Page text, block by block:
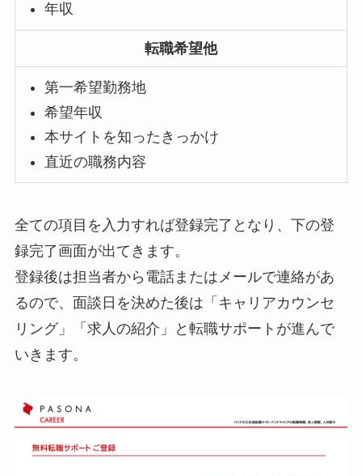
年収
転職希望他
第一希望勤務地
希望年収
本サイトを知ったきっかけ
直近の職務内容
全ての項目を入力すれば登録完了となり、下の登
録完了画面が出てきます。
登録後は担当者から電話またはメールで連絡があ
るので、面談日を決めた後は「キャリアカウンセ
リング」「求人の紹介」と転職サポートが進んで
いきます。